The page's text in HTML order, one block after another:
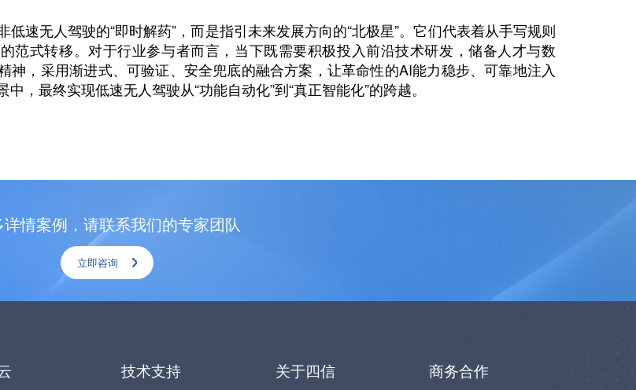
低速无人驾驶的“即时解药”，而是指引未来发展方向的“北极星”。它们代表着从手写规则
范式转移。对于行业参与者而言，当下既需要积极投入前沿技术研发，储备人才与数
神，采用渐进式、可验证、安全兜底的融合方案，让革命性的AI能力稳步、可靠地注入
，最终实现低速无人驾驶从“功能自动化”到“真正智能化”的跨越。
详情案例，请联系我们的专家团队
立即咨询
技术支持 关于四信 商务合作